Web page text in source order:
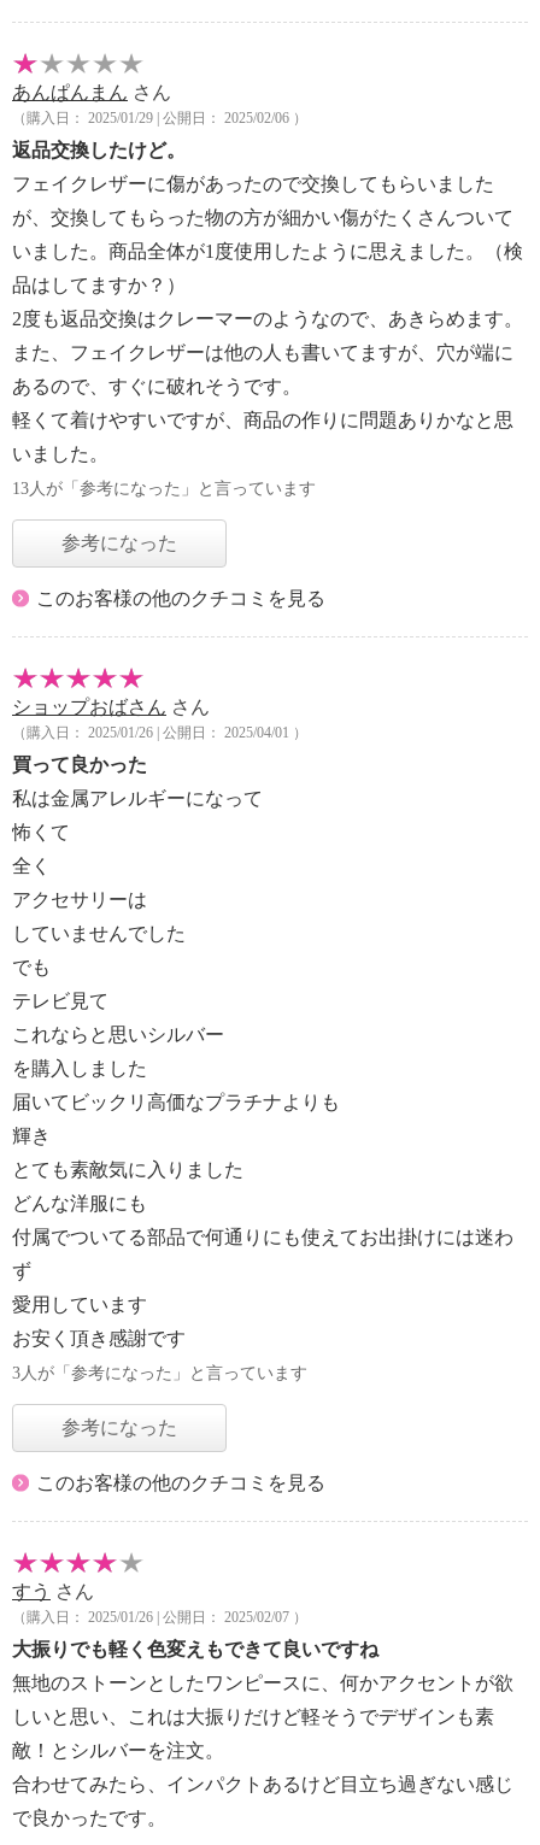
あんぱんまん さん
（購入日： 2025/01/29 | 公開日： 2025/02/06 ）
返品交換したけど。
フェイクレザーに傷があったので交換してもらいました
が、交換してもらった物の方が細かい傷がたくさんついて
いました。商品全体が1度使用したように思えました。（検
品はしてますか？）
2度も返品交換はクレーマーのようなので、あきらめます。
また、フェイクレザーは他の人も書いてますが、穴が端に
あるので、すぐに破れそうです。
軽くて着けやすいですが、商品の作りに問題ありかなと思
いました。
13人が「参考になった」と言っています
参考になった
このお客様の他のクチコミを見る
ショップおばさん さん
（購入日： 2025/01/26 | 公開日： 2025/04/01 ）
買って良かった
私は金属アレルギーになって
怖くて
全く
アクセサリーは
していませんでした
でも
テレビ見て
これならと思いシルバー
を購入しました
届いてビックリ高価なプラチナよりも
輝き
とても素敵気に入りました
どんな洋服にも
付属でついてる部品で何通りにも使えてお出掛けには迷わ
ず
愛用しています
お安く頂き感謝です
3人が「参考になった」と言っています
参考になった
このお客様の他のクチコミを見る
すう さん
（購入日： 2025/01/26 | 公開日： 2025/02/07 ）
大振りでも軽く色変えもできて良いですね
無地のストーンとしたワンピースに、何かアクセントが欲
しいと思い、これは大振りだけど軽そうでデザインも素
敵！とシルバーを注文。
合わせてみたら、インパクトあるけど目立ち過ぎない感じ
で良かったです。